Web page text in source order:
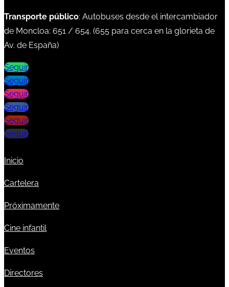
Transporte público: Autobuses desde el intercambiador
de Moncloa: 651 / 654. (655 para cerca en la glorieta de
Av. de España)
Seguir
Seguir
Seguir
Seguir
Seguir
Seguir
Inicio
Cartelera
Próximamente
Cine infantil
Eventos
Directores